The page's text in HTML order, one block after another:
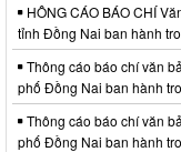
HÔNG CÁO BÁO CHÍ
tỉnh Đồng Nai ban hành
Thông cáo báo chí văn
phố Đồng Nai ban hành
Thông cáo báo chí văn
phố Đồng Nai ban hành